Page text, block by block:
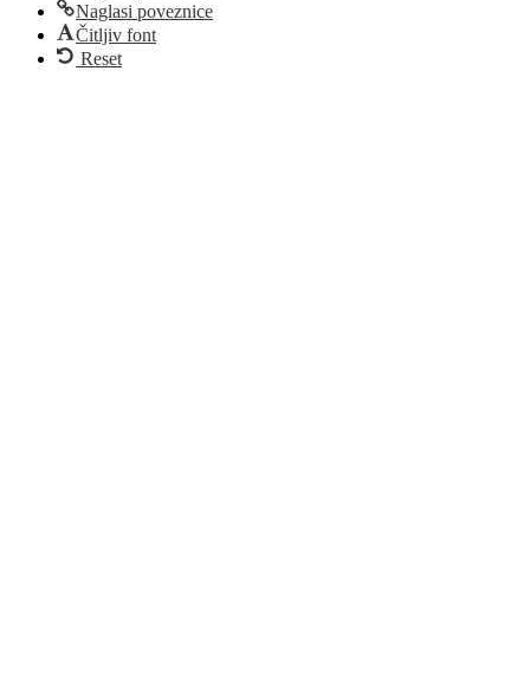
Naglasi poveznice
Čitljiv font
Reset